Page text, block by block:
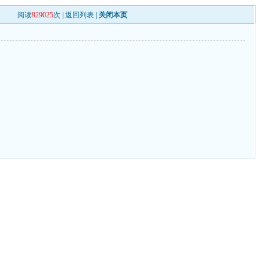
阅读929025次 |返回列表 关闭本页